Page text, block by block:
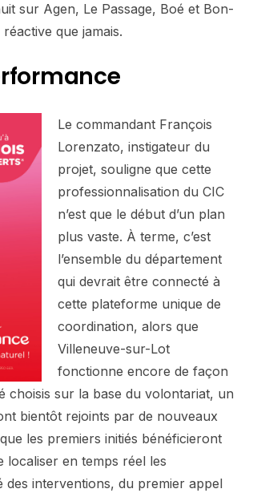
sur Agen, Le Passage, Boé et Bon-
que jamais.
Le commandant François
Lorenzato, instigateur du
projet, souligne que cette
professionnalisation du CIC
n’est que le début d’un plan
plus vaste. À terme, c’est
l’ensemble du département
qui devrait être connecté à
cette plateforme unique de
coordination, alors que
Villeneuve-sur-Lot
fonctionne encore de façon
choisis sur la base du volontariat, un
bientôt rejoints par de nouveaux
les premiers initiés bénéficieront
localiser en temps réel les
interventions, du premier appel